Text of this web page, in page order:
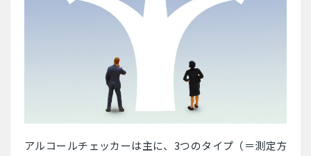
アルコールチェッカーは主に、3つのタイプ（＝測定方